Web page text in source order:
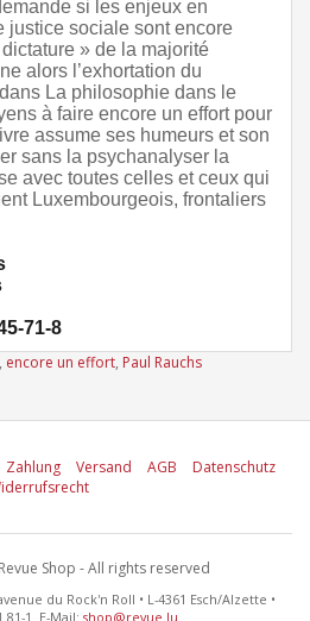
si les enjeux en
justice sociale sont encore
» de la majorité
alors l’exhortation du
La philosophie dans le
à faire encore un effort pour
assume ses humeurs et son
sans la psychanalyser la
avec toutes celles et ceux qui
Luxembourgeois, frontaliers
71-8
, encore un effort, Paul Rauchs
Zahlung Versand AGB
Datenschutz
Shop - All rights reserved
du Rock'n Roll • L-4361 Esch/Alzette •
81-1 E-Mail: shop@revue.lu